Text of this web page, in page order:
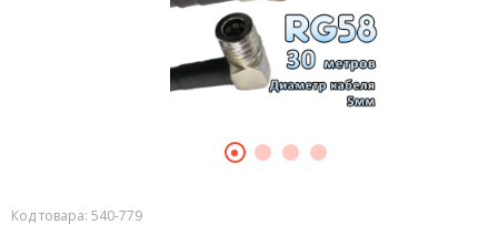
Код товара: 540-779